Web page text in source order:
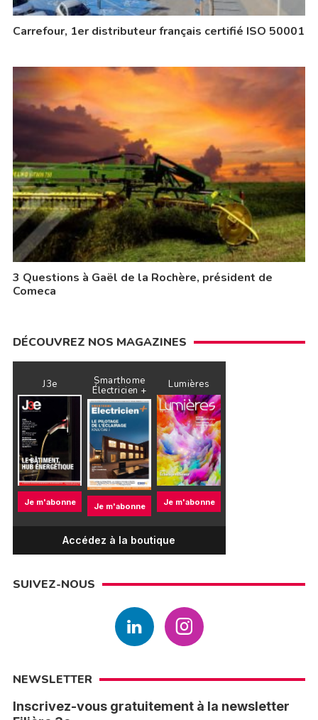
Carrefour, 1er distributeur français certifié ISO 50001
3 Questions à Gaël de la Rochère, président de
Comeca
DÉCOUVREZ NOS MAGAZINES
J3e
Je m'abonne
Smarthome
Électricien +
Je m'abonne
Lumières
Je m'abonne
Accédez à la boutique
SUIVEZ-NOUS
NEWSLETTER
Inscrivez-vous gratuitement à la newsletter